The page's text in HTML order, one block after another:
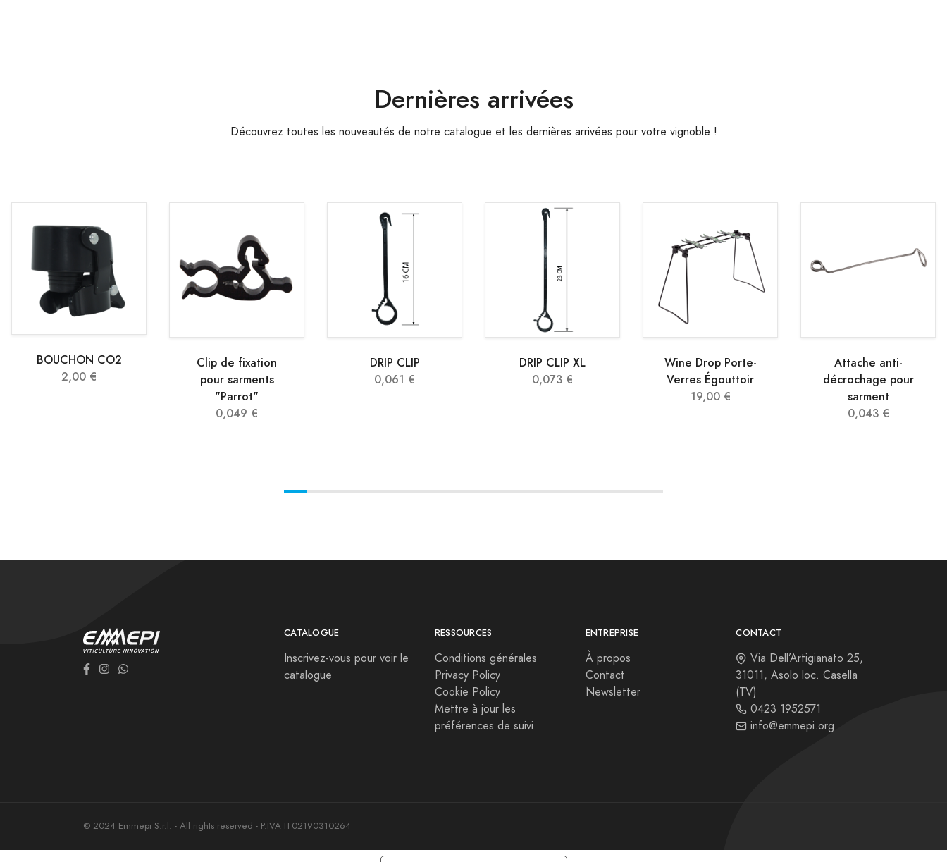
Dernières arrivées
Découvrez toutes les nouveautés de notre catalogue et les dernières arrivées pour votre vignoble !
BOUCHON CO2
2,00 €
Clip de fixation
pour sarments
"Parrot"
0,049 €
DRIP CLIP
0,061 €
DRIP CLIP XL
0,073 €
Wine Drop Porte-
Verres Égouttoir
19,00 €
Attache anti-
décrochage pour
sarment
0,043 €
CATALOGUE
Inscrivez-vous pour voir le
catalogue
RESSOURCES
Conditions générales
Privacy Policy
Cookie Policy
Mettre à jour les
préférences de suivi
ENTREPRISE
À propos
Contact
Newsletter
CONTACT
Via Dell’Artigianato 25,
31011, Asolo loc. Casella
(TV)
0423 1952571
info@emmepi.org
© 2024 Emmepi S.r.l. - All rights reserved - P.IVA IT02190310264